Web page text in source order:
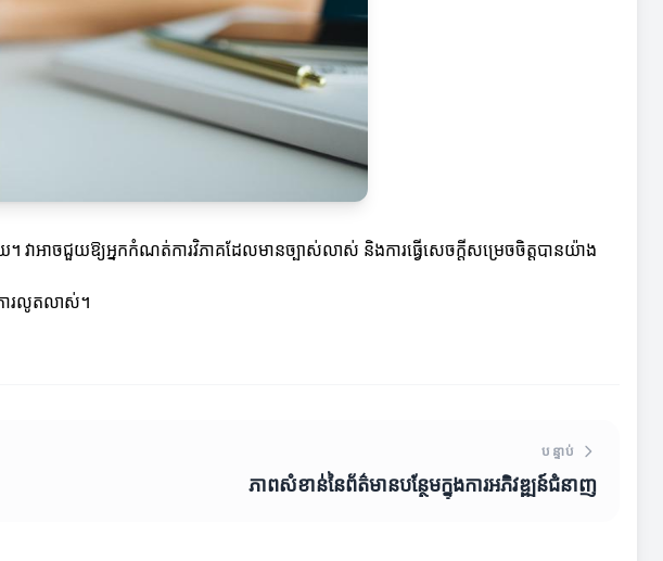
ាអាចជួយឱ្យអ្នកកំណត់ការវិភាគដែលមានច្បាស់លាស់ និងការធ្វើសេចក្តីសម្រេចចិត្តបានយ៉ាង
ការលូតលាស់។
បន្ទាប់
ភាពសំខាន់នៃព័ត៌មានបន្ថែមក្នុងការអភិវឌ្ឍន៍ជំនាញ